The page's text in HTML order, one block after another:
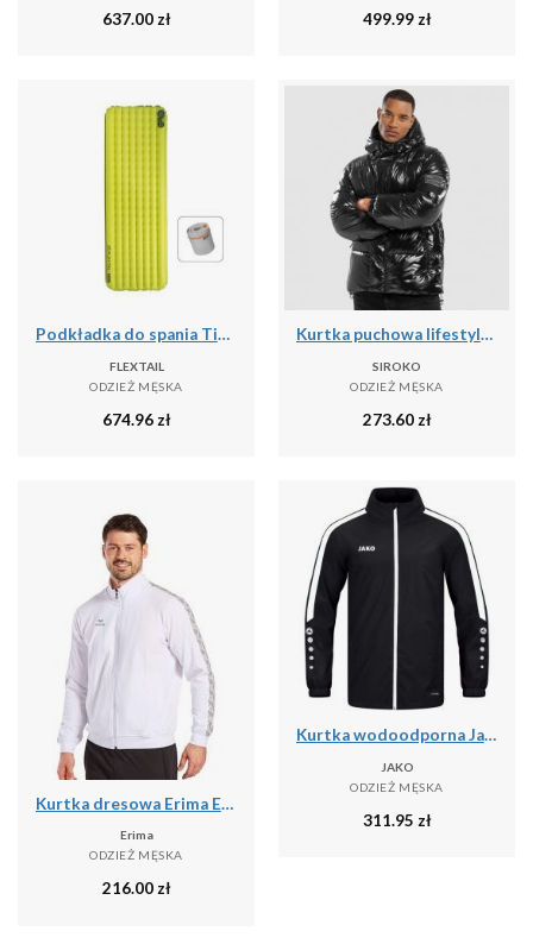
637.00 zł 499.99 zł
Podkładka do spania Tiny R03 AVS | Materac kempingowy | R Value 3.0
FLEXTAIL
ODZIEŻ MĘSKA
674.96 zł
Kurtka puchowa lifestyle męska Barent
SIROKO
ODZIEŻ MĘSKA
273.60 zł
Kurtka dresowa Erima Essential Team
Erima
ODZIEŻ MĘSKA
216.00zł
Kurtka wodoodporna Jako Power
JAKO
ODZIEŻ MĘSKA
311.95 zł